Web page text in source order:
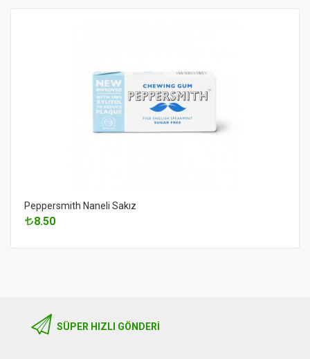
Peppersmith Naneli Sakız
8.50
SÜPER HIZLI GÖNDERI